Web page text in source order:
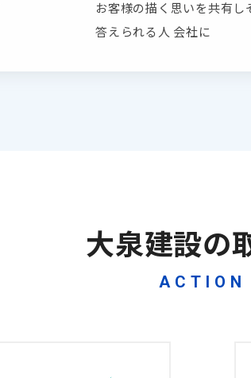
お客様の描く思いを共有し
答えられる人 会社に
大泉建設の
ACTION